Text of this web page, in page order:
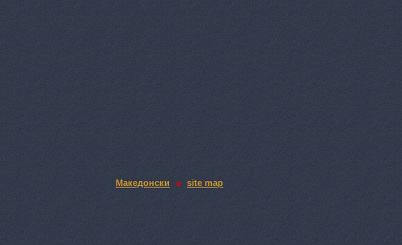
Македонски site map